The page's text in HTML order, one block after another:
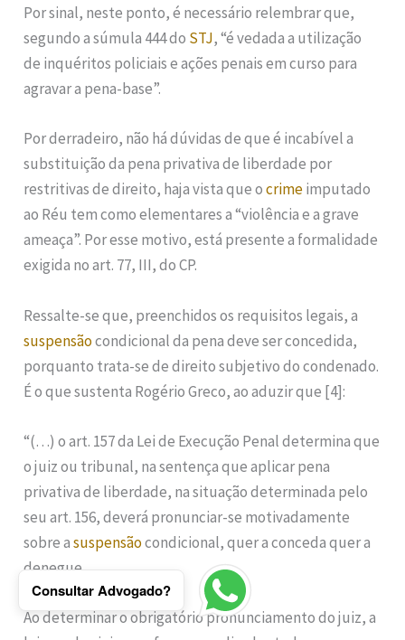
Por sinal, neste ponto, é necessário relembrar que,
segundo a súmula 444 do STJ, “é vedada a utilização
de inquéritos policiais e ações penais em curso para
agravar a pena-base”.
Por derradeiro, não há dúvidas de que é incabível a
substituição da pena privativa de liberdade por
restritivas de direito, haja vista que ocrimeimputado
ao Réu tem como elementares a “violência e a grave
ameaça”. Por esse motivo, está presente a formalidade
exigida no art. 77, III, do CP.
Ressalte-se que, preenchidos os requisitos legais, a
suspensãocondicional da pena deve ser concedida,
porquanto trata-se de direito subjetivo do condenado.
É o que sustenta Rogério Greco, ao aduzir que [4]:
“(…) o art. 157 da Lei de Execução Penal determina que
o juiz ou tribunal, na sentença que aplicar pena
privativa de liberdade, na situação determinada pelo
seu art. 156, deverá pronunciar-se motivadamente
sobre asuspensãocondicional, quer a conceda quer a
denegue.
Ao determinar o obrigatório pronunciamento do juiz, a
Consultar Advogado?